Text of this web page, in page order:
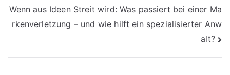
Wenn aus Ideen Streit wird: Was passiert bei einer Ma
rkenverletzung – und wie hilft ein spezialisierter Anw
alt?